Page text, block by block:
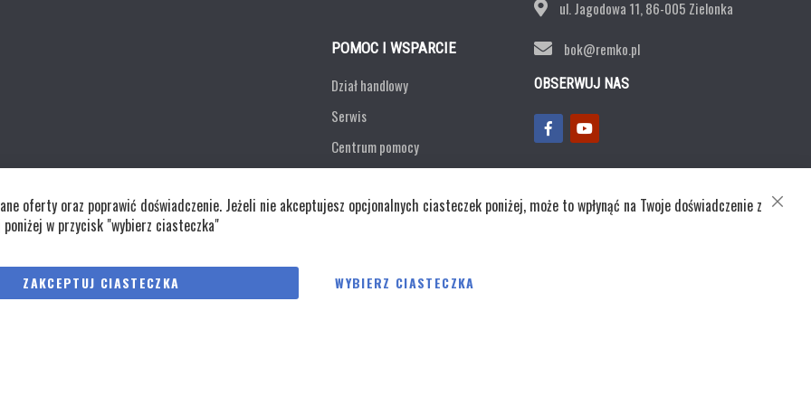
POMOC I WSPARCIE
Dział handlowy
Serwis
Centrum pomocy
Zwroty
ul. Jagodowa 11, 86-005 Zielonka
bok@remko.pl
OBSERWUJ NAS
Polityka cookies Polityka prywatności
CLOSE
oferty oraz poprawić doświadczenie. Jeżeli nie akceptujesz opcjonalnych ciasteczek poniżej, może to wpłynąć na Twoje doświadczenie z
w przycisk "wybierz ciasteczka"
ZAKCEPTUJ CIASTECZKA WYBIERZ CIASTECZKA